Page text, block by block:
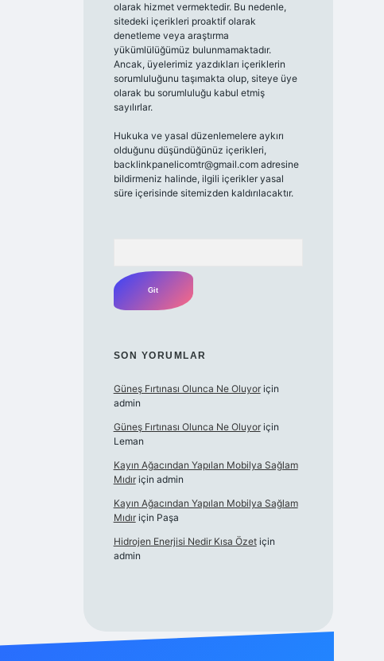
olarak hizmet vermektedir. Bu nedenle,
sitedeki içerikleri proaktif olarak
denetleme veya araştırma
yükümlülüğümüz bulunmamaktadır.
Ancak, üyelerimiz yazdıkları içeriklerin
sorumluluğunu taşımakta olup, siteye üye
olarak bu sorumluluğu kabul etmiş
sayılırlar.
Hukuka ve yasal düzenlemelere aykırı
olduğunu düşündüğünüz içerikleri,
backlinkpanelicomtr@gmail.comadresine
bildirmeniz halinde, ilgili içerikler yasal
süre içerisinde sitemizden kaldırılacaktır.
SON YORUMLAR
Güneş Fırtınası Olunca Ne Oluyoriçin
admin
Güneş Fırtınası Olunca Ne Oluyoriçin
Leman
Kayın Ağacından Yapılan Mobilya Sağlam
Mıdıriçin admin
Kayın Ağacından Yapılan Mobilya Sağlam
Mıdıriçin Paşa
Hidrojen Enerjisi Nedir Kısa Özetiçin
admin